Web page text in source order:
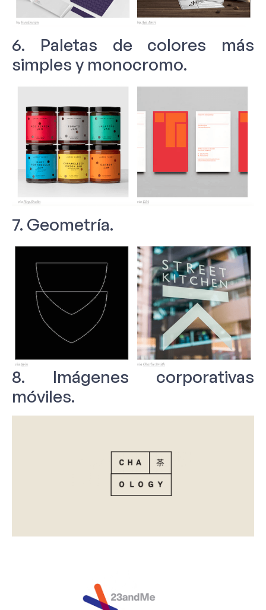
6. Paletas de colores más
simples y monocromo.
7. Geometría.
8. Imágenes corporativas
móviles.